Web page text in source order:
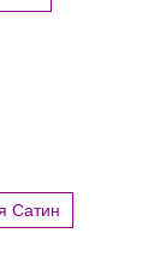
Сатин